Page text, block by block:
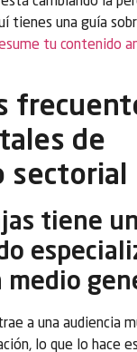
tienes una guía
tu contenido
de
sectorial
tiene
a una audiencia
lo que lo hace